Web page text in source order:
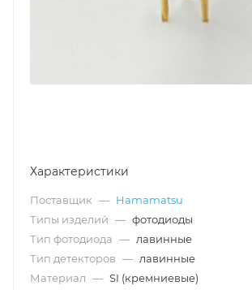
Характеристики
Поставщик — Hamamatsu
Типы изделий — фотодиоды
Тип фотодиода — лавинные
Тип детекторов — лавинные
Материал — SI (кремниевые)